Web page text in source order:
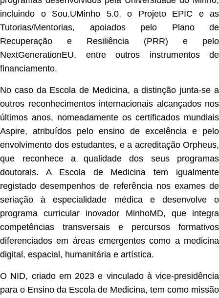
incluindo o Sou.UMinho 5.0, o Projeto EPIC e as
Tutorias/Mentorias, apoiados pelo Plano de
Recuperação e Resiliência (PRR) e pelo
NextGenerationEU, entre outros instrumentos de
financiamento.
No caso da Escola de Medicina, a distinção junta-se a
outros reconhecimentos internacionais alcançados nos
últimos anos, nomeadamente os certificados mundiais
Aspire, atribuídos pelo ensino de excelência e pelo
envolvimento dos estudantes, e a acreditação Orpheus,
que reconhece a qualidade dos seus programas
doutorais. A Escola de Medicina tem igualmente
registado desempenhos de referência nos exames de
seriação à especialidade médica e desenvolve o
programa curricular inovador MinhoMD, que integra
competências transversais e percursos formativos
diferenciados em áreas emergentes como a medicina
digital, espacial, humanitária e artística.
O NID, criado em 2023 e vinculado à vice-presidência
para o Ensino da Escola de Medicina, tem como missão